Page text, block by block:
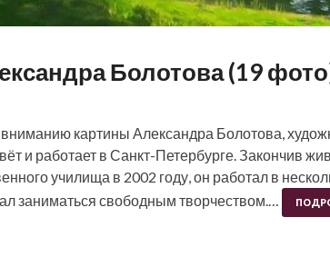
Болотова (19
картины Александра Болотова,
и работает в Санкт-Петербурге. Закончив
училища в 2002 году, он работал в
заниматься свободным творчеством.…